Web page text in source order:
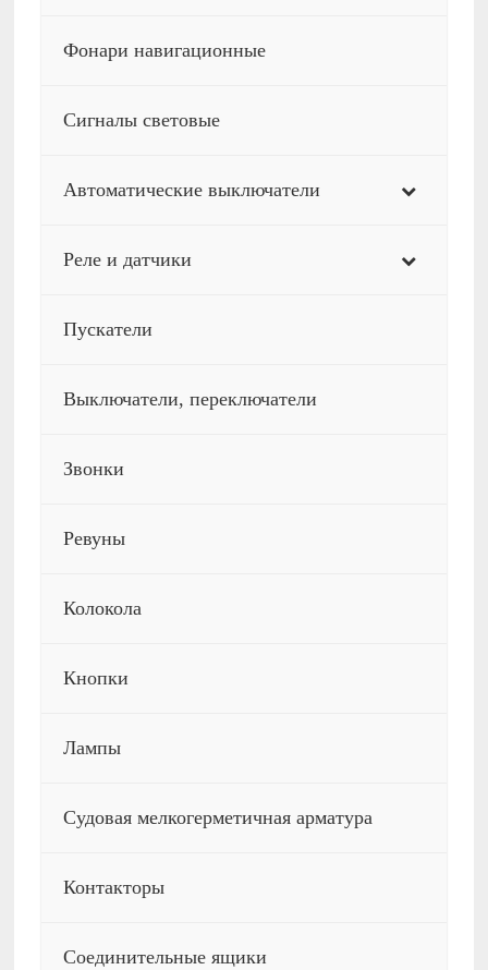
Фонари навигационные
Сигналы световые
Автоматические выключатели
Реле и датчики
Пускатели
Выключатели, переключатели
Звонки
Ревуны
Колокола
Кнопки
Лампы
Судовая мелкогерметичная арматура
Контакторы
Соединительные ящики